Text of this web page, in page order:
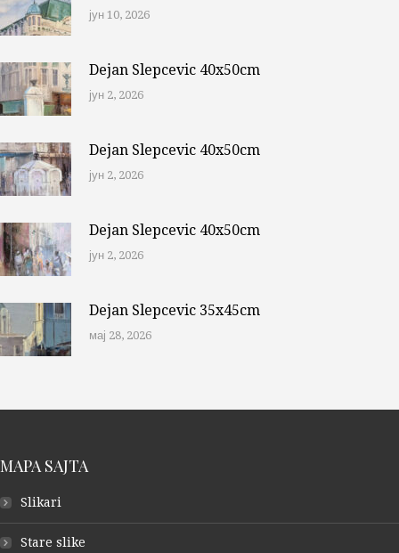
јун 10, 2026
Dejan Slepcevic 40x50cm
јун 2, 2026
Dejan Slepcevic 40x50cm
јун 2, 2026
Dejan Slepcevic 40x50cm
јун 2, 2026
Dejan Slepcevic 35x45cm
мај 28, 2026
MAPA SAJTA
Slikari
Stare slike